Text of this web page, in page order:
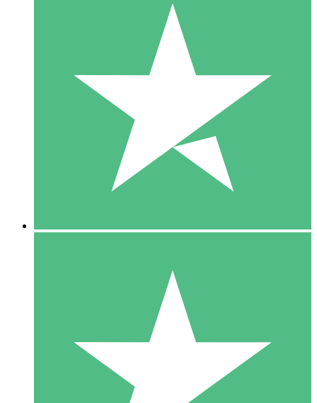
Pacotes de Créditos Individuais
Pague conforme o uso com créditos de download. Sem
1000
10 Downloads
20 00